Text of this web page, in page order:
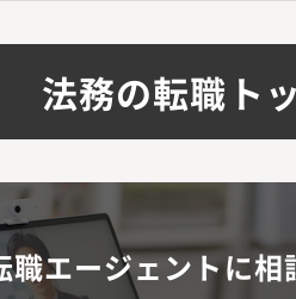
の法改正を先読みし
デート提案各事業部
プライアンス」研修
組織構成メンバー2名
ションの魅力】・代
断に直結するリーガ
法務の転職ト
職エージェントに相